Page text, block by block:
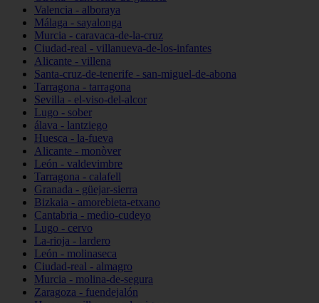
Valencia - alboraya
Málaga - sayalonga
Murcia - caravaca-de-la-cruz
Ciudad-real - villanueva-de-los-infantes
Alicante - villena
Santa-cruz-de-tenerife - san-miguel-de-abona
Tarragona - tarragona
Sevilla - el-viso-del-alcor
Lugo - sober
álava - lantziego
Huesca - la-fueva
Alicante - monòver
León - valdevimbre
Tarragona - calafell
Granada - güejar-sierra
Bizkaia - amorebieta-etxano
Cantabria - medio-cudeyo
Lugo - cervo
La-rioja - lardero
León - molinaseca
Ciudad-real - almagro
Murcia - molina-de-segura
Zaragoza - fuendejalón